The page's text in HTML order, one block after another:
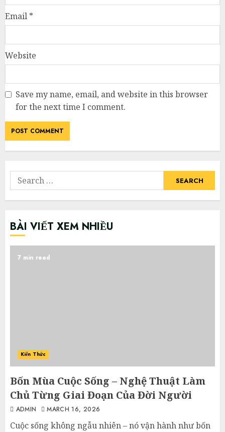
Email *
Website
Save my name, email, and website in this browser
for the next time I comment.
Search
for:
BÀI VIẾT XEM NHIỀU
7 min read
Kiến Thức
Bốn Mùa Cuộc Sống – Nghệ Thuật Làm
Chủ Từng Giai Đoạn Của Đời Người
ADMIN MARCH 16, 2026
Cuộc sống không ngẫu nhiên – nó vận hành như bốn